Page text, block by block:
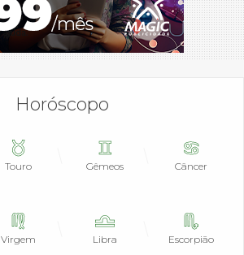
Horóscopo
Touro Gêmeos Câncer
Virgem Libra Escorpião